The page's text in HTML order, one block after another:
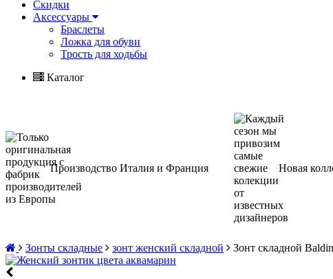
Скидки
Аксессуары
Браслеты
Ложка для обуви
Трость для ходьбы
Каталог
Производство Италия и Франция Новая
Зонты складные зонт женский складной Зонт складной